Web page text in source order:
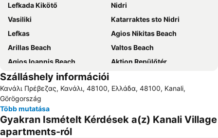
Lefkada Kikötő
Nidri
Vasiliki
Katarraktes sto Nidri
Lefkas
Agios Nikitas Beach
Arillas Beach
Valtos Beach
Agios Ioannis Beach
Aktion Repülőtér
Port of Preveza
Lygia
Archaeological Museum of Lefkada
Beach of Agios Ioannis
Beach Ammoudia
Piso Krioneri Beach
Parga Port
Szálláshely információi
Κανάλι Πρέβεζας, Κανάλι, 48100, Ελλάδα, 48100, Kanali,
Görögország
Több mutatása
Gyakran Ismételt Kérdések a(z) Kanali Village
apartments-ról